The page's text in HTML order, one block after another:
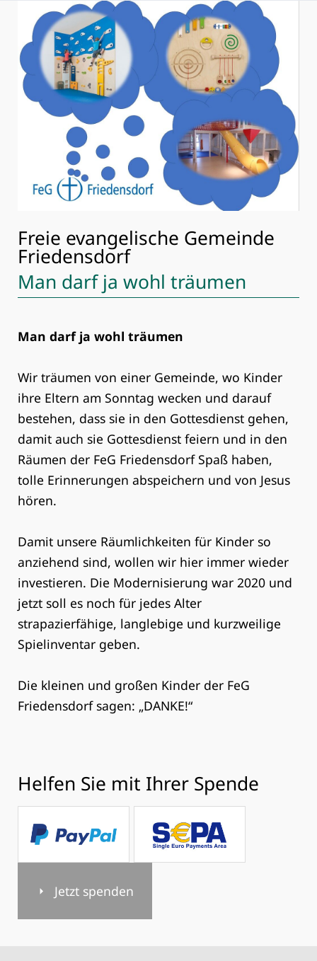
Freie evangelische Gemeinde
Friedensdorf
Man darf ja wohl träumen
Man darf ja wohl träumen
Wir träumen von einer Gemeinde, wo Kinder
ihre Eltern am Sonntag wecken und darauf
bestehen, dass sie in den Gottesdienst gehen,
damit auch sie Gottesdienst feiern und in den
Räumen der FeG Friedensdorf Spaß haben,
tolle Erinnerungen abspeichern und von Jesus
hören.
Damit unsere Räumlichkeiten für Kinder so
anziehend sind, wollen wir hier immer wieder
investieren. Die Modernisierung war 2020 und
jetzt soll es noch für jedes Alter
strapazierfähige, langlebige und kurzweilige
Spielinventar geben.
Die kleinen und großen Kinder der FeG
Friedensdorf sagen: „DANKE!“
Helfen Sie mit Ihrer Spende
Jetzt spenden